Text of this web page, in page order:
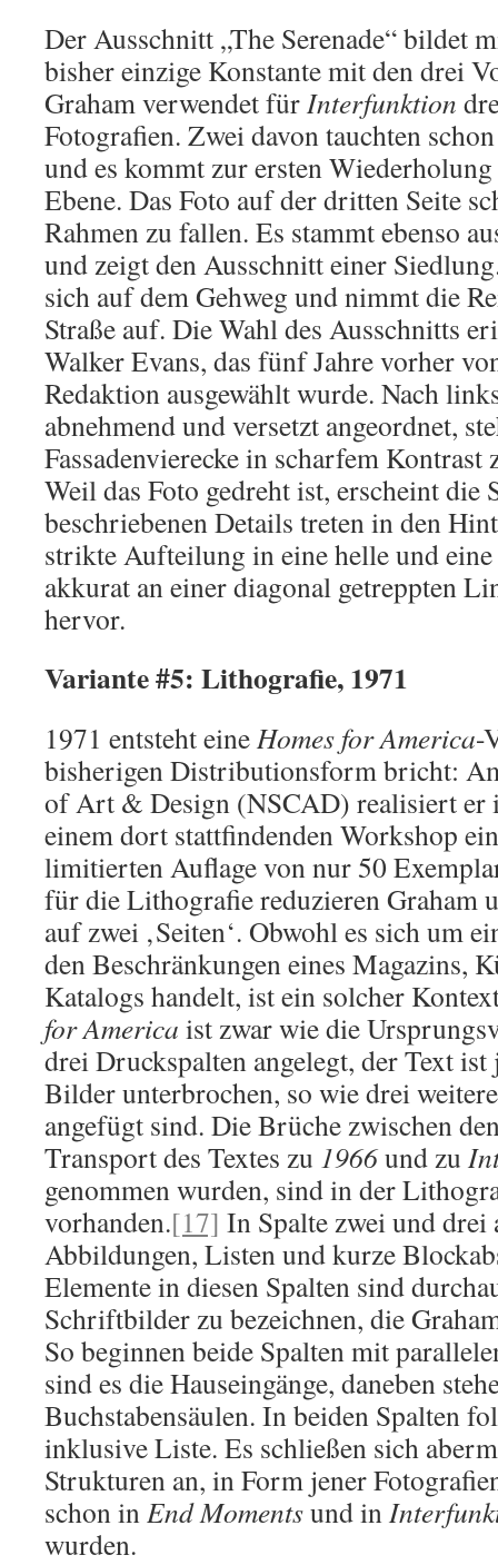
Der Ausschnitt „The Serenade“ bildet
bisher einzige Konstante mit den drei
Graham verwendet fürInterfunktion
Fotografien. Zwei davon tauchten
und es kommt zur ersten
Ebene. Das Foto auf der dritten Seite
Rahmen zu fallen. Es stammt ebenso
und zeigt den Ausschnitt einer
sich auf dem Gehweg und nimmt die
Straße auf. Die Wahl des Ausschnitts
Walker Evans, das fünf Jahre vorher
Redaktion ausgewählt wurde. Nach
abnehmend und versetzt angeordnet,
Fassadenvierecke in scharfem
Weil das Foto gedreht ist, erscheint die
beschriebenen Details treten in den
strikte Aufteilung in eine helle und
akkurat an einer diagonal getreppten
hervor.
Variante #5: Lithografie, 1971
1971 entsteht eineHomes for America-
bisherigen Distributionsform bricht:
of Art & Design (NSCAD) realisiert er
einem dort stattfindenden Workshop
limitierten Auflage von nur 50
für die Lithografie reduzieren Graham
auf zwei ‚Seiten‘. Obwohl es sich um
den Beschränkungen eines Magazins,
Katalogs handelt, ist ein solcher
for America ist zwar wie die
drei Druckspalten angelegt, der Text
Bilder unterbrochen, so wie drei
angefügt sind. Die Brüche zwischen
Transport des Textes zu 1966und zu
genommen wurden, sind in der
vorhanden.[17] In Spalte zwei und drei
Abbildungen, Listen und kurze
Elemente in diesen Spalten sind
Schriftbilder zu bezeichnen, die
So beginnen beide Spalten mit
sind es die Hauseingänge, daneben
Buchstabensäulen. In beiden Spalten
inklusive Liste. Es schließen sich
Strukturen an, in Form jener
schon inEnd Momentsund in
wurden.